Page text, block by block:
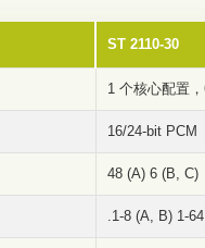
ST 2110-30
1 个核心配置
16/24-bit PCM
48 (A) 6 (B, C)
.1-8 (A, B) 1-